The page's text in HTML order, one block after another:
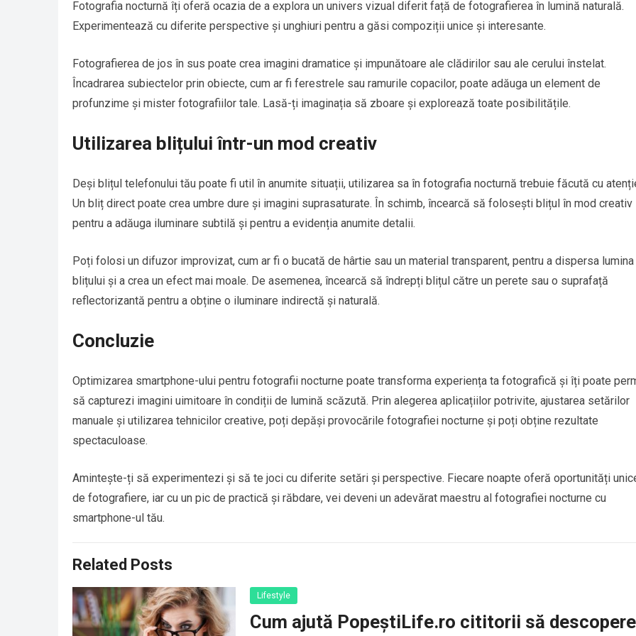
Fotografia nocturnă îți oferă ocazia de a explora un univers vizual diferit față de fotografierea în lumină naturală.
Experimentează cu diferite perspective și unghiuri pentru a găsi compoziții unice și interesante.
Fotografierea de jos în sus poate crea imagini dramatice și impunătoare ale clădirilor sau ale cerului înstelat.
Încadrarea subiectelor prin obiecte, cum ar fi ferestrele sau ramurile copacilor, poate adăuga un element de
profunzime și mister fotografiilor tale. Lasă-ți imaginația să zboare și explorează toate posibilitățile.
Utilizarea blițului într-un mod creativ
Deși blițul telefonului tău poate fi util în anumite situații, utilizarea sa în fotografia nocturnă trebuie făcută cu
Un bliț direct poate crea umbre dure și imagini suprasaturate. În schimb, încearcă să folosești blițul în mod creativ
pentru a adăuga iluminare subtilă și pentru a evidenția anumite detalii.
Poți folosi un difuzor improvizat, cum ar fi o bucată de hârtie sau un material transparent, pentru a dispersa lumina
blițului și a crea un efect mai moale. De asemenea, încearcă să îndrepți blițul către un perete sau o suprafață
reflectorizantă pentru a obține o iluminare indirectă și naturală.
Concluzie
Optimizarea smartphone-ului pentru fotografii nocturne poate transforma experiența ta fotografică și îți poate
să capturezi imagini uimitoare în condiții de lumină scăzută. Prin alegerea aplicațiilor potrivite, ajustarea setărilor
manuale și utilizarea tehnicilor creative, poți depăși provocările fotografiei nocturne și poți obține rezultate
spectaculoase.
Amintește-ți să experimentezi și să te joci cu diferite setări și perspective. Fiecare noapte oferă oportunități
de fotografiere, iar cu un pic de practică și răbdare, vei deveni un adevărat maestru al fotografiei nocturne cu
smartphone-ul tău.
Related Posts
Lifestyle
Cum ajută PopeștiLife.ro cititorii să descopere